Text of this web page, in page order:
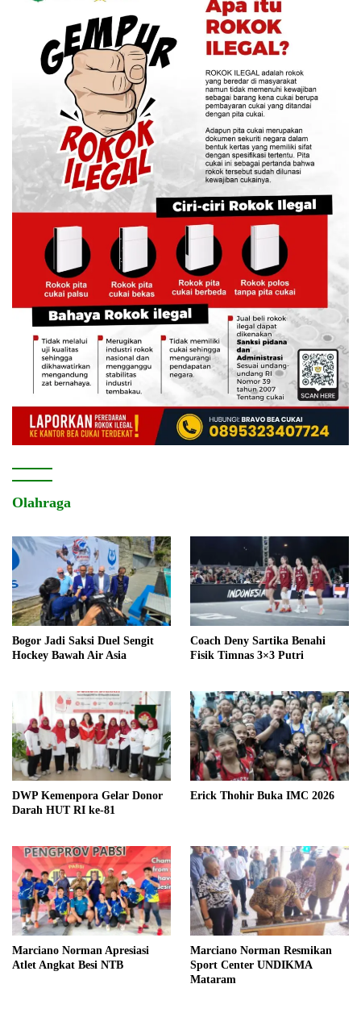
Olahraga
Bogor Jadi Saksi Duel Sengit
Hockey Bawah Air Asia
Coach Deny Sartika Benahi
Fisik Timnas 3×3 Putri
DWP Kemenpora Gelar Donor
Darah HUT RI ke-81
Erick Thohir Buka IMC 2026
Marciano Norman Apresiasi
Atlet Angkat Besi NTB
Marciano Norman Resmikan
Sport Center UNDIKMA
Mataram